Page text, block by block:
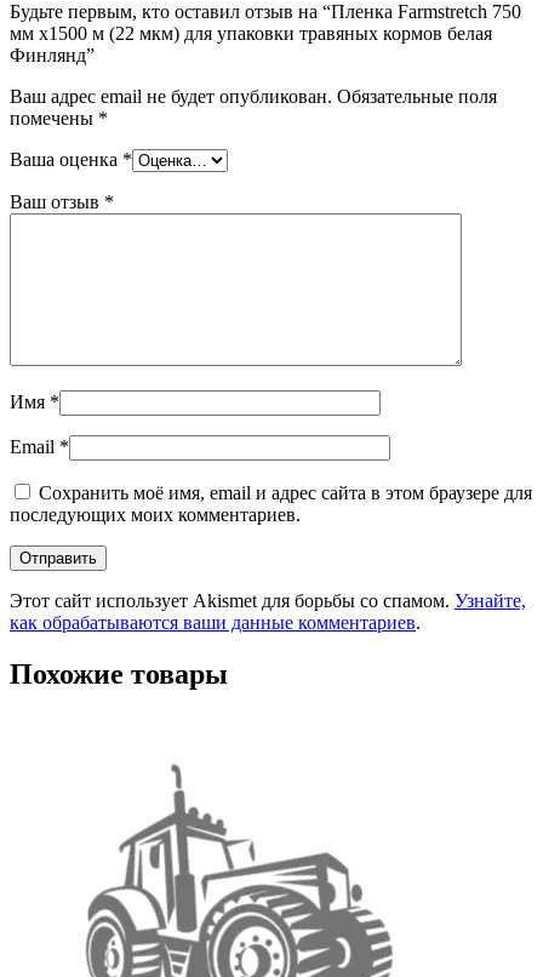
Будьте первым, кто оставил отзыв на “Пленка Farmstretch 750
мм х1500 м (22 мкм) для упаковки травяных кормов белая
Финлянд”
Ваш адрес email не будет опубликован. Обязательные поля
помечены *
Ваша оценка *
Ваш отзыв *
Имя *
Email *
Сохранить моё имя, email и адрес сайта в этом браузере для
последующих моих комментариев.
Этот сайт использует Akismet для борьбы со спамом. Узнайте,
как обрабатываются ваши данные комментариев.
Похожие товары